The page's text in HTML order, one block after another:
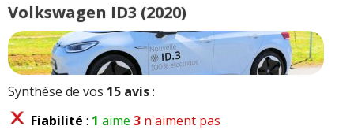
Volkswagen ID3 (2020)
Synthèse de vos 15 avis:
Fiabilité : 1 aime 3 n'aiment pas